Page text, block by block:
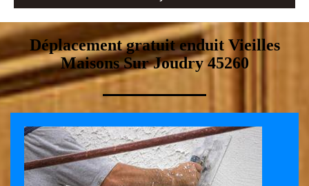
Déplacement gratuit enduit Vieilles
Maisons Sur Joudry 45260